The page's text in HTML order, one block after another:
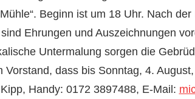
Beginn ist um 18 Uhr. Nach
Ehrungen und Auszeichnungen
Untermalung sorgen die
Vorstand, dass bis Sonntag, 4.
Handy: 0172 3897488, E-Mail: